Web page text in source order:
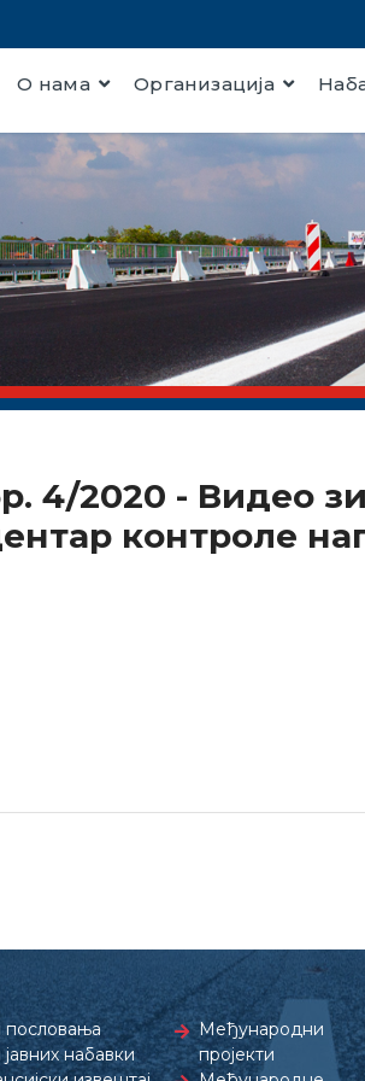
О нама Организација
4/2020 - Видео
контроле
набавки
Међународни
пројекти